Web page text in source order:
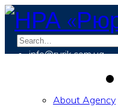
info@rurik.com.ua
About Agency